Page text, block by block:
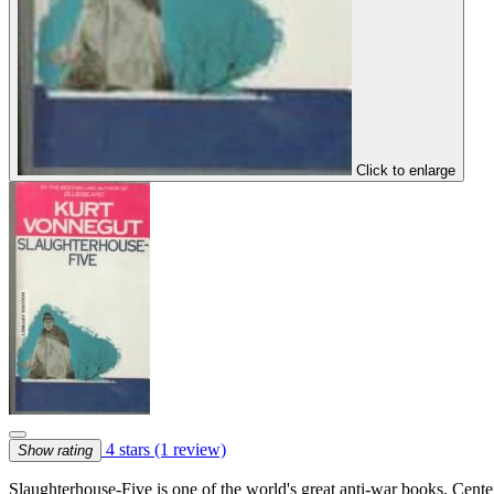
Click to enlarge
Show rating 4 stars (1 review)
Slaughterhouse-Five is one of the world's great anti-war books.